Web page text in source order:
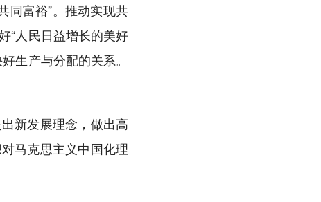
同富裕”。推动实现共
“人民日益增长的美好
生产与分配的关系。
新发展理念，做出高
马克思主义中国化理